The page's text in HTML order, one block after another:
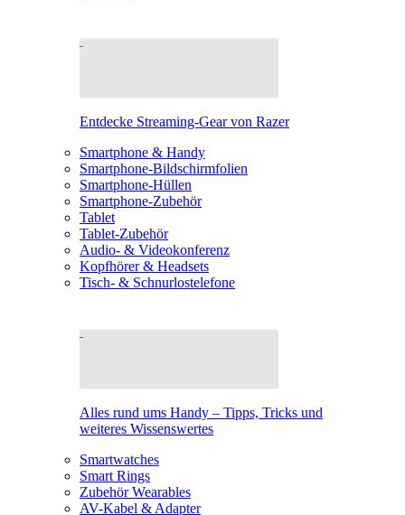
Entdecke Streaming-Gear von Razer
Smartphone & Handy
Smartphone-Bildschirmfolien
Smartphone-Hüllen
Smartphone-Zubehör
Tablet
Tablet-Zubehör
Audio- & Videokonferenz
Kopfhörer & Headsets
Tisch- & Schnurlostelefone
Alles rund ums Handy – Tipps, Tricks und
weiteres Wissenswertes
Smartwatches
Smart Rings
Zubehör Wearables
AV-Kabel & Adapter